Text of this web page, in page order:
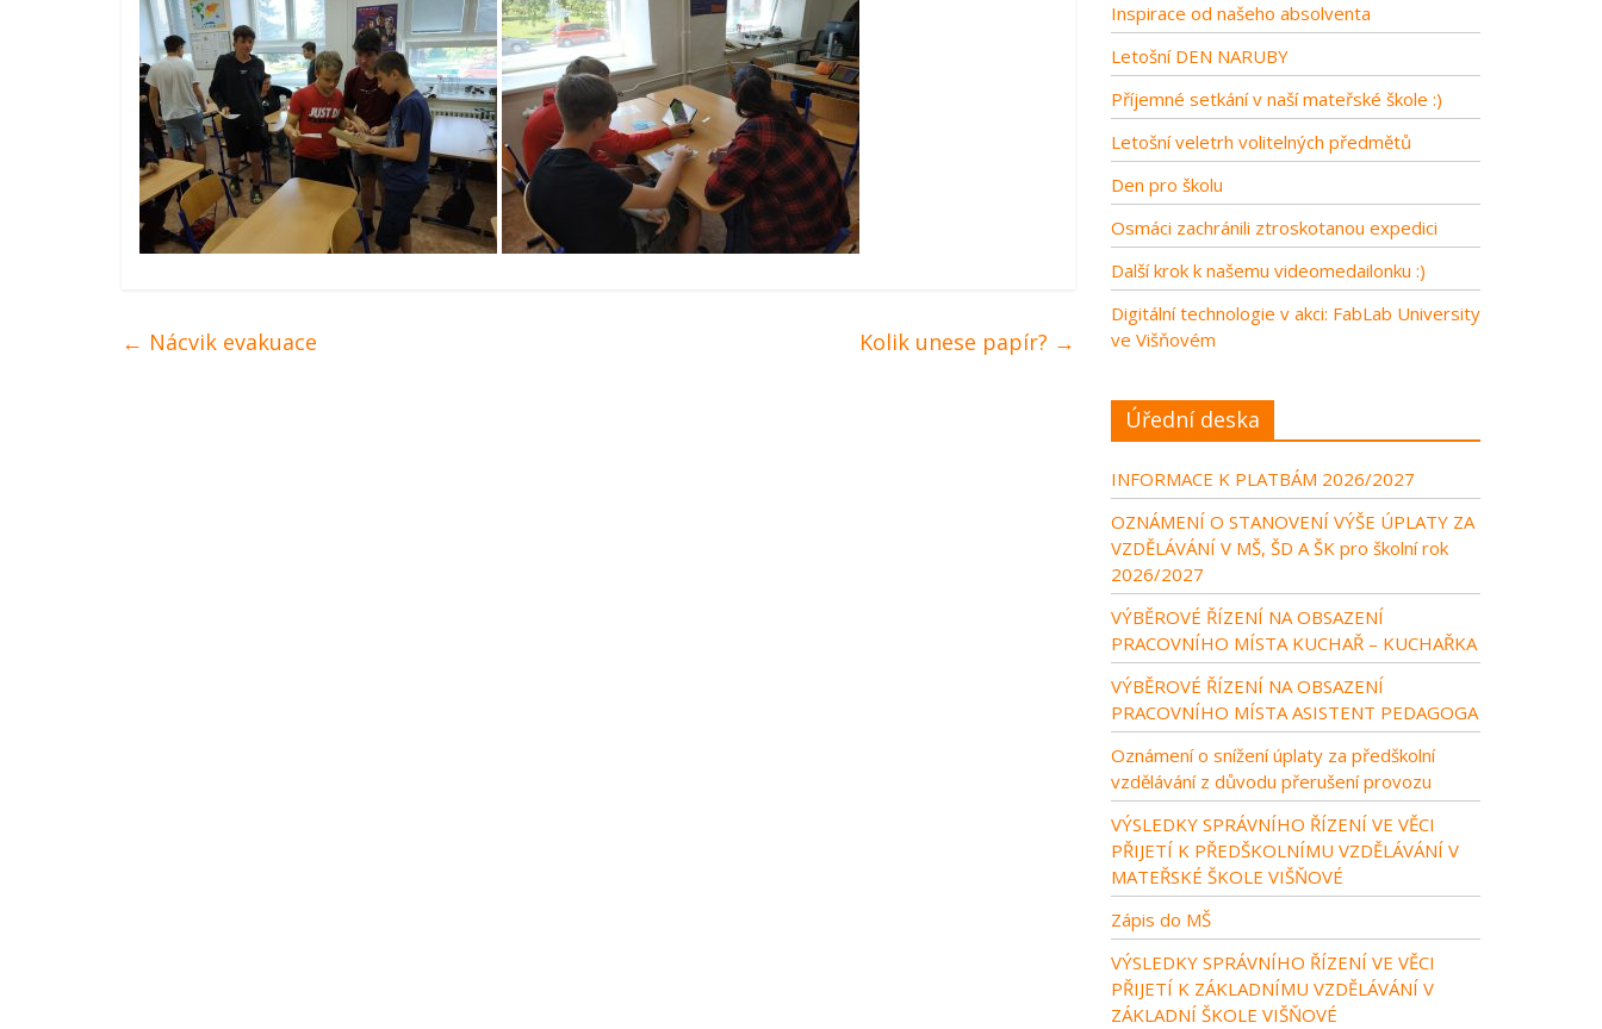
← Nácvik evakuace Kolik unese papír? →
Inspirace od našeho absolventa
Letošní DEN NARUBY
Příjemné setkání v naší mateřské škole :)
Letošní veletrh volitelných předmětů
Den pro školu
Osmáci zachránili ztroskotanou expedici
Další krok k našemu videomedailonku :)
Digitální technologie v akci: FabLab University
ve Višňovém
Úřední deska
INFORMACE K PLATBÁM 2026/2027
OZNÁMENÍ O STANOVENÍ VÝŠE ÚPLATY ZA
VZDĚLÁVÁNÍ V MŠ, ŠD A ŠK pro školní rok
2026/2027
VÝBĚROVÉ ŘÍZENÍ NA OBSAZENÍ
PRACOVNÍHO MÍSTA KUCHAŘ – KUCHAŘKA
VÝBĚROVÉ ŘÍZENÍ NA OBSAZENÍ
PRACOVNÍHO MÍSTA ASISTENT PEDAGOGA
Oznámení o snížení úplaty za předškolní
vzdělávání z důvodu přerušení provozu
VÝSLEDKY SPRÁVNÍHO ŘÍZENÍ VE VĚCI
PŘIJETÍ K PŘEDŠKOLNÍMU VZDĚLÁVÁNÍ V
MATEŘSKÉ ŠKOLE VIŠŇOVÉ
Zápis do MŠ
VÝSLEDKY SPRÁVNÍHO ŘÍZENÍ VE VĚCI
PŘIJETÍ K ZÁKLADNÍMU VZDĚLÁVÁNÍ V
ZÁKLADNÍ ŠKOLE VIŠŇOVÉ